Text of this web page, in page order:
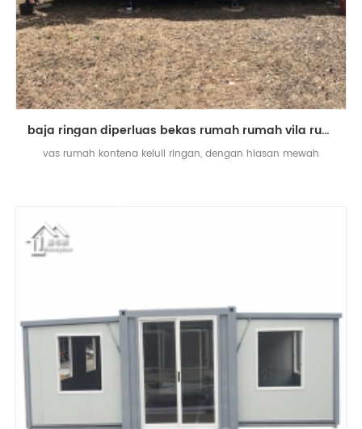
baja ringan diperluas bekas rumah rumah vila rumah siap dibina
vas rumah kontena keluli ringan, dengan hiasan mewah